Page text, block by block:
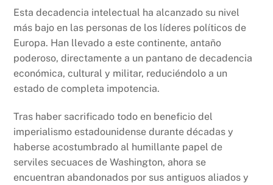
Esta decadencia intelectual ha alcanzado su nivel
más bajo en las personas de los líderes políticos de
Europa. Han llevado a este continente, antaño
poderoso, directamente a un pantano de decadencia
económica, cultural y militar, reduciéndolo a un
estado de completa impotencia.
Tras haber sacrificado todo en beneficio del
imperialismo estadounidense durante décadas y
haberse acostumbrado al humillante papel de
serviles secuaces de Washington, ahora se
encuentran abandonados por sus antiguos aliados y